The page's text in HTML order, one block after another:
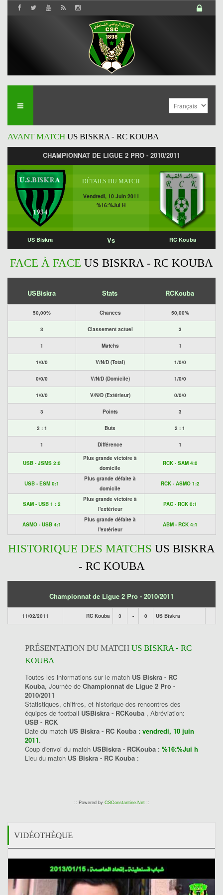
AVANT MATCH US BISKRA - RC KOUBA
CHAMPIONNAT DE LIGUE 2 PRO - 2010/2011
DÉTAILS DU MATCH
Vendredi, 10 Juin 2011
%16:%Jui H
US Biskra Vs RC Kouba
FACE À FACE US BISKRA - RC KOUBA
USBiskra Stats RCKouba
50,00% Chances 50,00%
3 Classement actuel 3
1 Matchs 1
1/0/0 V/N/D (Total) 1/0/0
0/0/0 V/N/D (Domicile) 1/0/0
1/0/0 V/N/D (Extérieur) 0/0/0
3 Points 3
2 : 1 Buts 2 : 1
1 Différence 1
USB - JSMS 2:0
Plus grande victoire à
domicile
RCK - SAM 4:0
USB - ESM 0:1
Plus grande défaite à
domicile
RCK - ASMO 1:2
SAM - USB 1 : 2
Plus grande victoire à
l'extérieur
PAC - RCK 0:1
ASMO - USB 4:1
Plus grande défaite à
l'extérieur
ABM - RCK 4:1
HISTORIQUE DES MATCHS US BISKRA
- RC KOUBA
Championnat de Ligue 2 Pro - 2010/2011
11/02/2011 RC Kouba 3 - 0 US Biskra
PRÉSENTATION DU MATCH US BISKRA - RC
KOUBA
Toutes les informations sur le match US Biskra - RC
Kouba, Journée de Championnat de Ligue 2 Pro -
2010/2011
Statistiques, chiffres, et historique des rencontres des
équipes de football USBiskra - RCKouba , Abréviation:
USB - RCK
Date du match US Biskra - RC Kouba : vendredi, 10 juin
2011.
Coup d'envoi du match USBiskra - RCKouba : %16:%Jui h
Lieu du match US Biskra - RC Kouba :
:: Powered by CSConstantine.Net::
VIDÉOTHÈQUE